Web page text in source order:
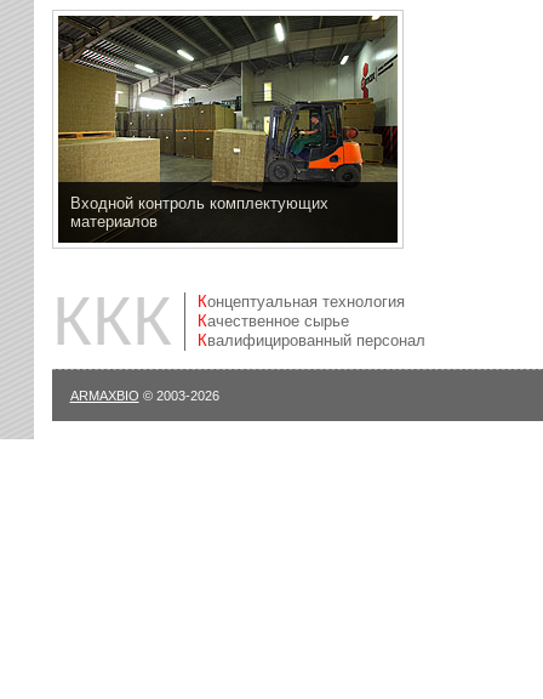
Входной контроль комплектующих
материалов
ККК
Концептуальная технология
Качественное сырье
Квалифицированный персонал
ARMAXBIO © 2003-2026